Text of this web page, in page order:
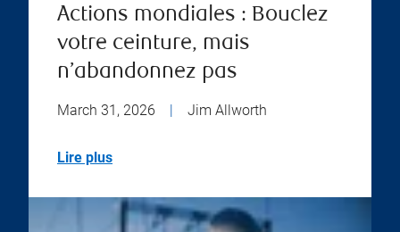
Actions mondiales : Bouclez
votre ceinture, mais
n’abandonnez pas
March 31, 2026 Jim Allworth
Lire plus